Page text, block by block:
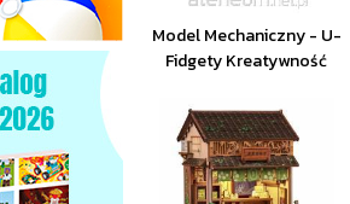
Model Mechaniczny - U-
Fidgety Kreatywność